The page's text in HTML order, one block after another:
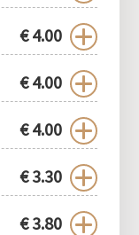
€4.00
€4.00
€4.00
€3.30
€3.80